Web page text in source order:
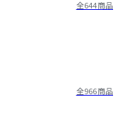
全644商品
全966商品